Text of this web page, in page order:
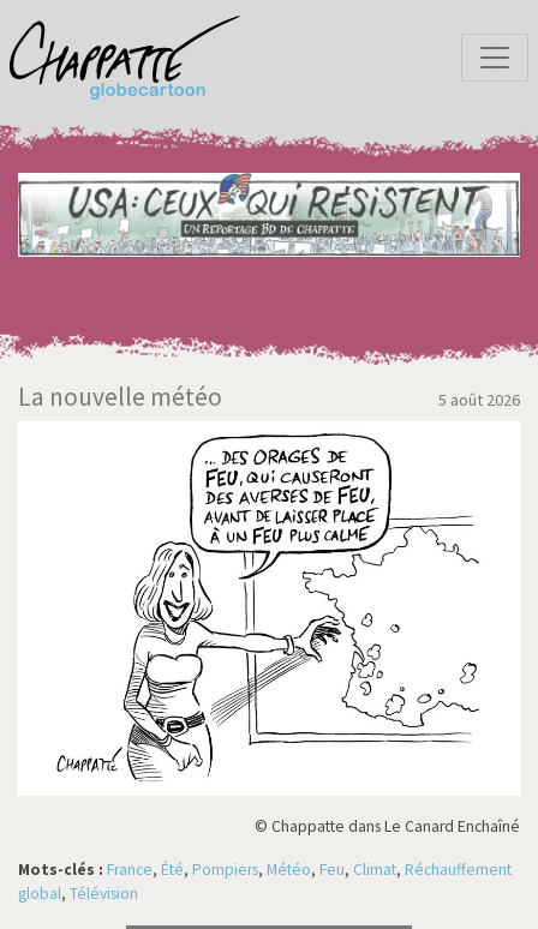
La nouvelle météo 5 août 2026
© Chappatte dans Le Canard Enchaîné
Mots-clés : France, Été, Pompiers, Météo, Feu, Climat, Réchauffement
global, Télévision